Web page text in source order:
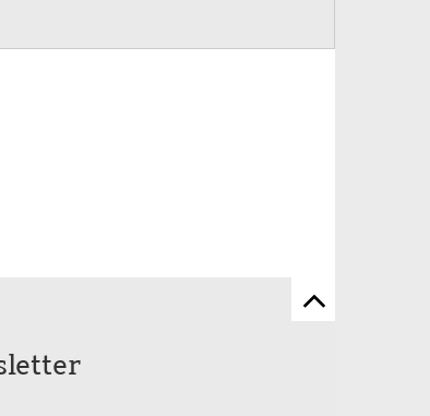
Zum